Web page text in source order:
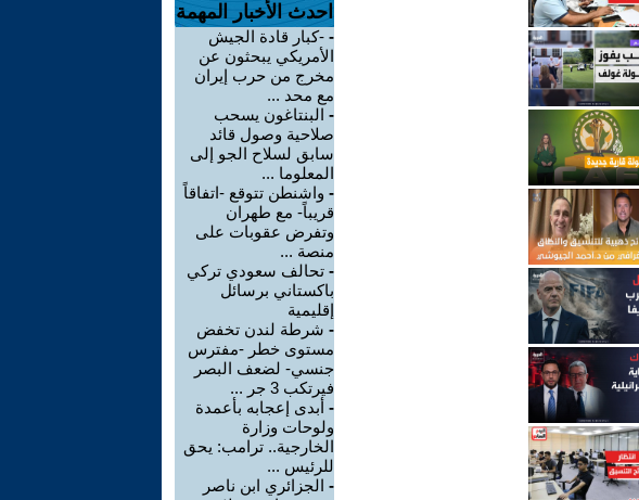
احدث الأخبار المهمة
- -كبار قادة الجيش
الأمريكي يبحثون عن
مخرج من حرب إيران
مع محد ...
- البنتاغون يسحب
صلاحية وصول قائد
سابق لسلاح الجو إلى
المعلوما ...
- واشنطن تتوقع -اتفاقاً
قريباً- مع طهران
وتفرض عقوبات على
منصة ...
- تحالف سعودي تركي
باكستاني برسائل
إقليمية
- شرطة لندن تخفض
مستوى خطر -مفترس
جنسي- لضعف البصر
فيرتكب 3 جر ...
- أبدى إعجابه بأعمدة
ولوحات وزارة
الخارجية.. ترامب: يحق
للرئيس ...
- الجزائري ابن ناصر